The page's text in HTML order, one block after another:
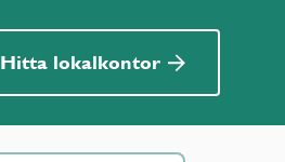
Hitta lokalkontor